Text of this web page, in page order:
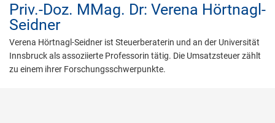
Priv.-Doz. MMag. Dr: Verena Hörtnagl-
Seidner
Verena Hörtnagl-Seidner ist Steuerberaterin und an der Universität
Innsbruck als assoziierte Professorin tätig. Die Umsatzsteuer zählt
zu einem ihrer Forschungsschwerpunkte.